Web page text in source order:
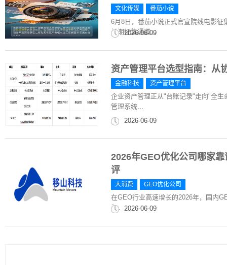
文化传媒 番茄小说
6月8日，番茄小说正式官宣院线电影
长期征集通道...
2026-06-09
资产管理平台选型指南：从
金融科技 资产管理平台
企业资产管理正从"台账记录"走向"全
管理系统...
2026-06-09
2026年GEO优化公司哪家
评
大消费 GEO优化公司
在GEO行业高速增长的2026年，国内
2... 2026-06-09